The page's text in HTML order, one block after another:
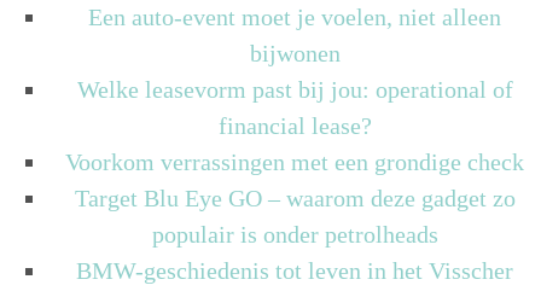
Een auto-event moet je voelen, niet alleen
bijwonen
Welke leasevorm past bij jou: operational of
financial lease?
Voorkom verrassingen met een grondige check
Target Blu Eye GO – waarom deze gadget zo
populair is onder petrolheads
BMW-geschiedenis tot leven in het Visscher